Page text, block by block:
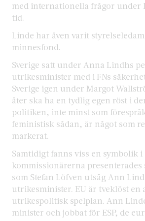
med internationella frågor under
tid.
Linde har även varit
minnesfond.
Sverige satt under Anna Lindhs
utrikesminister med i FNs
Sverige igen under Margot
åter ska ha en tydlig egen röst i
politiken, inte minst som
feministisk sådan, är något som
markerat.
Samtidigt fanns viss en symbolik i
kommissionärerna presenterades
som Stefan Löfven utsåg Ann
utrikesminister. EU är tveklöst en
utrikespolitisk spelplan. Ann
minister och jobbat för ESP, de